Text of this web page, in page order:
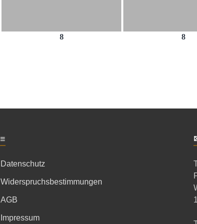
8 8
≡
Datenschutz
Widerspruchsbestimmungen
AGB
Impressum